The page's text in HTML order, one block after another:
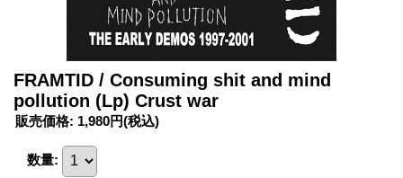
FRAMTID / Consuming shit and mind
pollution (Lp) Crust war
販売価格: 1,980円(税込)
数量: